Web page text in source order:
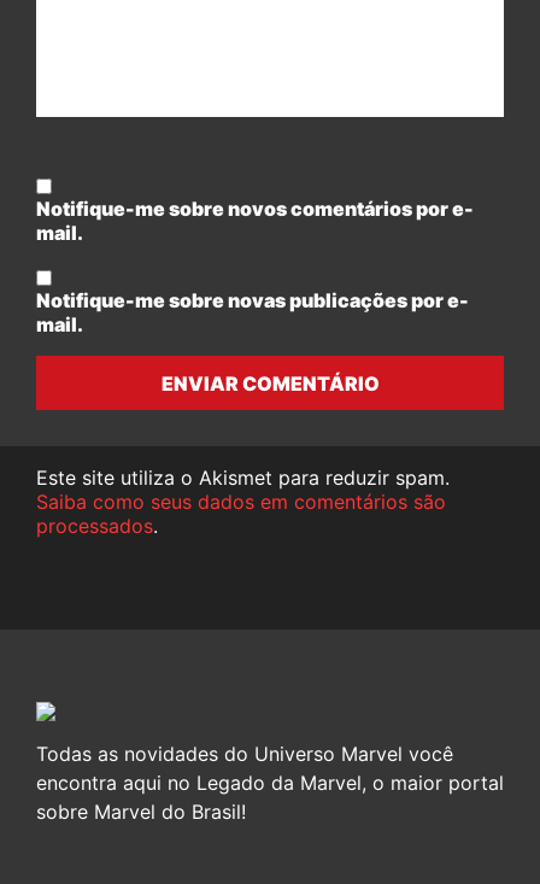
Notifique-me sobre novos comentários por e-
mail.
Notifique-me sobre novas publicações por e-
mail.
ENVIAR COMENTÁRIO
Este site utiliza o Akismet para reduzir spam.
Saiba como seus dados em comentários são
processados.
Todas as novidades do Universo Marvel você
encontra aqui no Legado da Marvel, o maior portal
sobre Marvel do Brasil!